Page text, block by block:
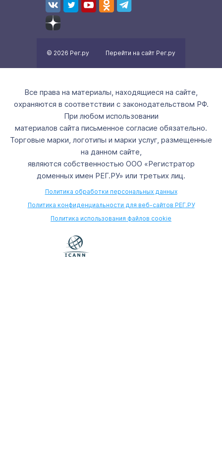
© 2026 Рег.ру Перейти на сайт Рег.ру
Все права на материалы, находящиеся на сайте,
охраняются в соответствии с законодательством РФ.
При любом использовании
материалов сайта письменное согласие обязательно.
Торговые марки, логотипы и марки услуг, размещенные
на данном сайте,
являются собственностью ООО «Регистратор
доменных имен РЕГ.РУ» или третьих лиц.
Политика обработки персональных данных
Политика конфиденциальности для веб-сайтов РЕГ.РУ
Политика использования файлов cookie